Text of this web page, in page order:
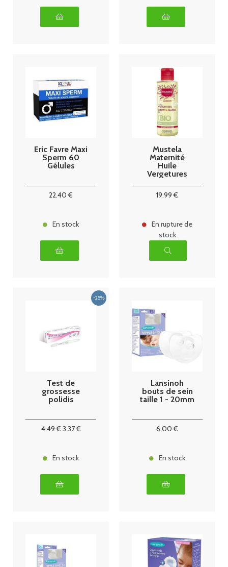
Eric Favre Maxi
Sperm 60
Gélules
22.40 €
En stock
Mustela
Maternité
Huile
Vergetures
Bio 105 ml
19.99 €
En rupture de
stock
Test de
grossesse
polidis
4.49€3.37€
En stock
Lansinoh
bouts de sein
taille 1 - 20mm
6.00 €
En stock